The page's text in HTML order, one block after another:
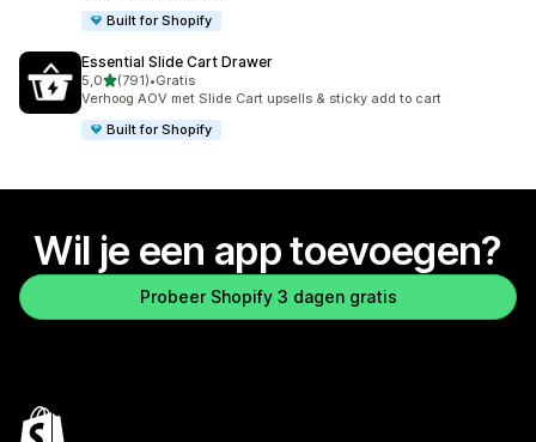
Built for Shopify
Essential Slide Cart Drawer
5,0van 5 sterren
(791)
791 recensies in totaal
•Gratis
Verhoog AOV met Slide Cart upsells & sticky add to cart
Built for Shopify
Wil je een app toevoegen?
Probeer Shopify 3 dagen gratis